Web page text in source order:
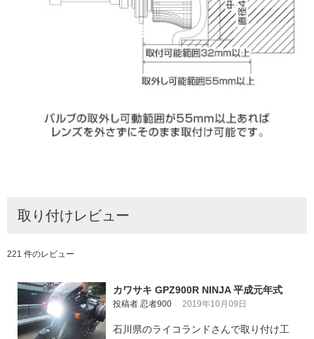
取り付けレビュー
221 件のレビュー
カワサキ GPZ900R NINJA 平成元年式
投稿者 忍者900 2019年10月09日
石川県のライコランドさんで取り付け工